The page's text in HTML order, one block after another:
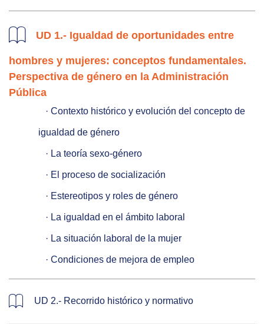
UD 1.- Igualdad de oportunidades entre
hombres y mujeres: conceptos fundamentales.
Perspectiva de género en la Administración
Pública
igualdad de género
   · Condiciones de mejora de empleo
UD 2.- Recorrido histórico y normativo